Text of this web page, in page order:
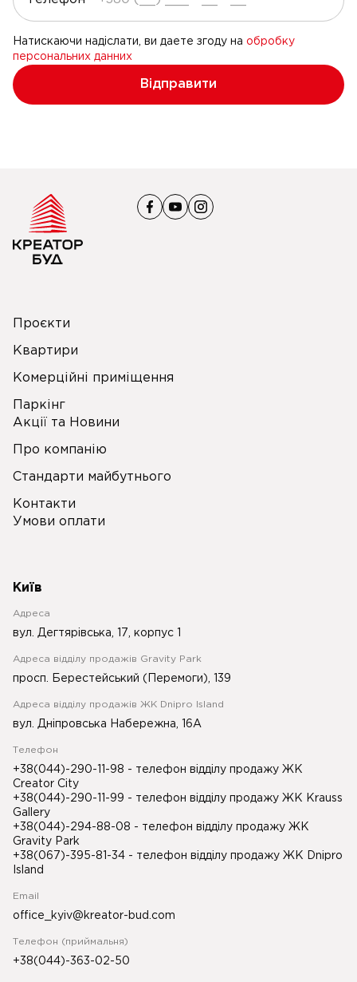
Натискаючи надіслати, ви даете згоду на обробку
персональних данних
Відправити
Проєкти
Квартири
Комерційні приміщення
Паркінг
Акції та Новини
Про компанію
Стандарти майбутнього
Контакти
Умови оплати
Київ
Адреса
вул. Дегтярівська, 17, корпус 1
Адреса відділу продажів Gravity Park
просп. Берестейський (Перемоги), 139
Адреса відділу продажів ЖК Dnipro Island
вул. Дніпровська Набережна, 16А
Телефон
+38(044)-290-11-98 - телефон відділу продажу ЖК
Creator City
+38(044)-290-11-99 - телефон відділу продажу ЖК Krauss
Gallery
+38(044)-294-88-08 - телефон відділу продажу ЖК
Gravity Park
+38(067)-395-81-34 - телефон відділу продажу ЖК Dnipro
Island
Email
office_kyiv@kreator-bud.com
Телефон (приймальня)
+38(044)-363-02-50